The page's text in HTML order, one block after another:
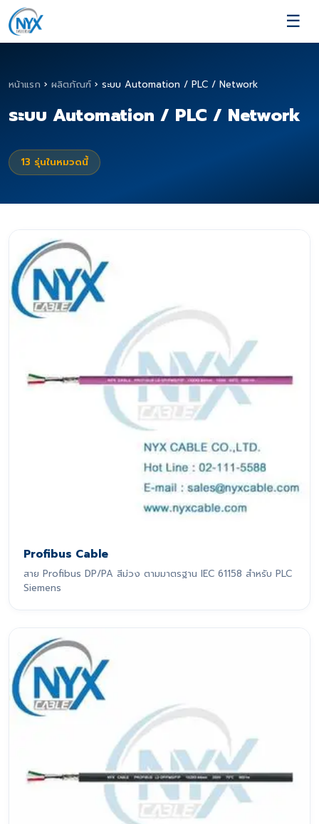
☰
หน้าแรก › ผลิตภัณฑ์ › ระบบ Automation / PLC / Network
ระบบ Automation / PLC / Network
13 รุ่นในหมวดนี้
Profibus Cable
สาย Profibus DP/PA สีม่วง ตามมาตรฐาน IEC 61158 สำหรับ PLC
Siemens